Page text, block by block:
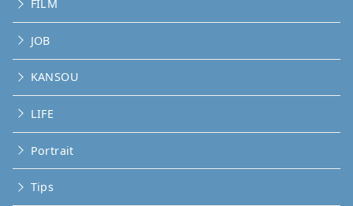
FILM
JOB
KANSOU
LIFE
Portrait
Tips